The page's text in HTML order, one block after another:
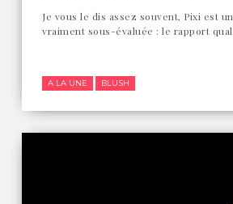
Je vous le dis assez souvent, Pixi est
vraiment sous-évaluée : le rapport
A LA UNE BLUSH